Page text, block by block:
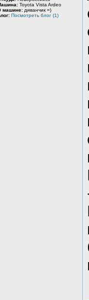
Toyota Vista Ardeo
машине: диванчик =)
Посмотреть блог (1)